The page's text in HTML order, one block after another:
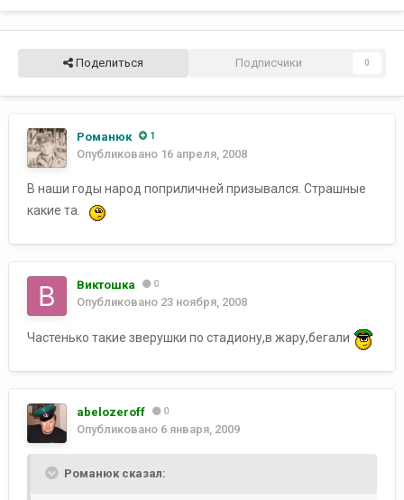
Поделиться Подписчики 0
Романюк 1
Опубликовано 16 апреля, 2008
В наши годы народ поприличней призывался. Страшные
какие та.
Виктошка 0
Опубликовано 23 ноября, 2008
Частенько такие зверушки по стадиону,в жару,бегали
abelozeroff 0
Опубликовано 6 января, 2009
Романюк сказал: